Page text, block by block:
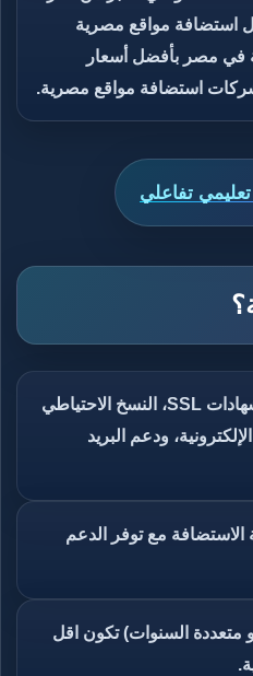
استضافة مواقع مصرية
في مصر بأفضل أسعار
استضافة مواقع مصرية.
تفاعلي
أنظمة الحماية والأمان منها شهادات SSL، النسخ الاحتياطي
ودعم البريد
الاستضافة مع توفر الدعم
متعددة السنوات) تكون اقل